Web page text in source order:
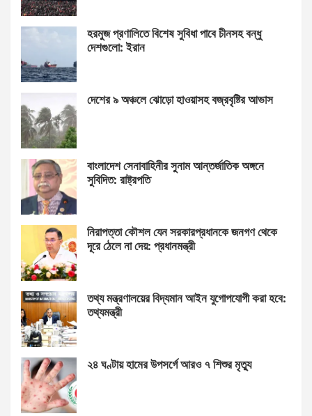
হরমুজ প্রণালিতে বিশেষ সুবিধা পাবে চীনসহ বন্ধু
দেশগুলো: ইরান
দেশের ৯ অঞ্চলে ঝোড়ো হাওয়াসহ বজ্রবৃষ্টির আভাস
বাংলাদেশ সেনাবাহিনীর সুনাম আন্তর্জাতিক অঙ্গনে
সুবিদিত: রাষ্ট্রপতি
নিরাপত্তা কৌশল যেন সরকারপ্রধানকে জনগণ থেকে
দূরে ঠেলে না দেয়: প্রধানমন্ত্রী
তথ্য মন্ত্রণালয়ের বিদ্যমান আইন যুগোপযোগী করা হবে:
তথ্যমন্ত্রী
২৪ ঘণ্টায় হামের উপসর্গে আরও ৭ শিশুর মৃত্যু